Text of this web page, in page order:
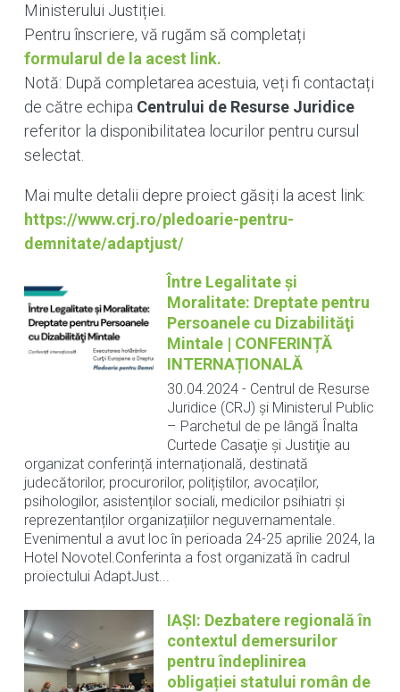
Ministerului Justiției.
Pentru înscriere, vă rugăm să completați
formularul de la acest link.
Notă: După completarea acestuia, veți fi contactați
de către echipa Centrului de Resurse Juridice
referitor la disponibilitatea locurilor pentru cursul
selectat.
Mai multe detalii depre proiect găsiți la acest link:
https://www.crj.ro/pledoarie-pentru-
demnitate/adaptjust/
Între Legalitate și
Moralitate: Dreptate pentru
Persoanele cu Dizabilităţi
Mintale | CONFERINȚĂ
INTERNAȚIONALĂ
30.04.2024 - Centrul de Resurse
Juridice (CRJ) și Ministerul Public
– Parchetul de pe lângă Înalta
Curtede Casaţie şi Justiţie au
organizat conferință internațională, destinată
judecătorilor, procurorilor, polițiștilor, avocaților,
psihologilor, asistenților sociali, medicilor psihiatri și
reprezentanților organizațiilor neguvernamentale.
Evenimentul a avut loc în perioada 24-25 aprilie 2024, la
Hotel Novotel.Conferinta a fost organizată în cadrul
proiectului AdaptJust...
IAȘI: Dezbatere regională în
contextul demersurilor
pentru îndeplinirea
obligației statului român de